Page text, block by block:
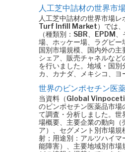
人工芝中詰材の世界市
人工芝中詰材の世界市場
Turf Infill Market）では、
（種類別：SBR、EPDM
場、ホッケー場、ラグビー
国別市場規模、国内外の
シェア、販売チャネルな
を行いました。地域・国別
カ、カナダ、メキシコ、
世界のビンポセチン医
当資料（Global
のビンポセチン医薬品市
て調査・分析しました。
場概要、主要企業の動向（
ア）、セグメント別市場
射；用途別：アルツハイ
能障害）、主要地域別市